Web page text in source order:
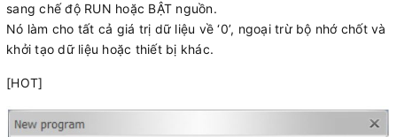
sang chế độ RUN hoặc BẬT nguồn.
Nó làm cho tất cả giá trị dữ liệu về ‘0’, ngoại trừ bộ nhớ chốt và
khởi tạo dữ liệu hoặc thiết bị khác.
[HOT]